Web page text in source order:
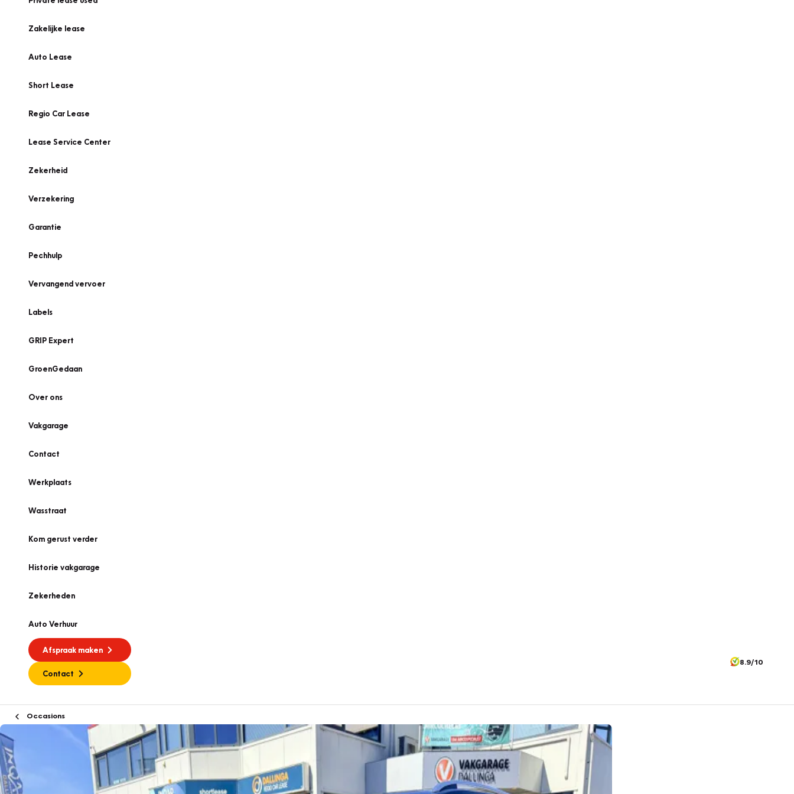
Zakelijke lease
Auto Lease
Short Lease
Regio Car Lease
Lease Service Center
Zekerheid
Verzekering
Garantie
Pechhulp
Vervangend vervoer
Labels
GRIP Expert
GroenGedaan
Over ons
Vakgarage
Contact
Werkplaats
Wasstraat
Kom gerust verder
Historie vakgarage
Zekerheden
Auto Verhuur
Afspraak maken
Contact
8.9/10
Occasions